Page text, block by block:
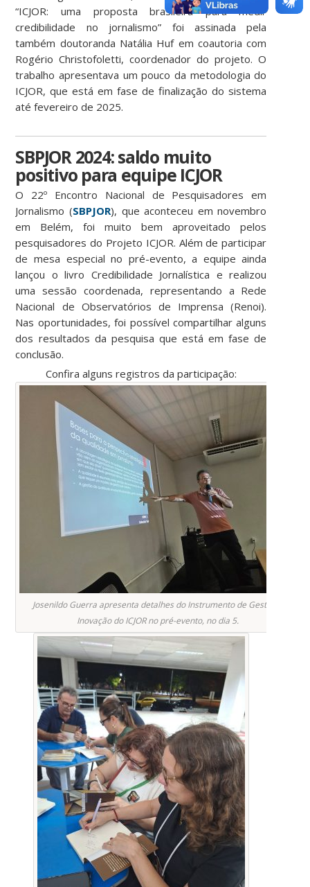
“ICJOR: uma proposta brasileira para medir
credibilidade no jornalismo” foi assinada pela
também doutoranda Natália Huf em coautoria com
Rogério Christofoletti, coordenador do projeto. O
trabalho apresentava um pouco da metodologia do
ICJOR, que está em fase de finalização do sistema
até fevereiro de 2025.
SBPJOR 2024: saldo muito
positivo para equipe ICJOR
O 22º Encontro Nacional de Pesquisadores em
Jornalismo (SBPJOR), que aconteceu em novembro
em Belém, foi muito bem aproveitado pelos
pesquisadores do Projeto ICJOR. Além de participar
de mesa especial no pré-evento, a equipe ainda
lançou o livro Credibilidade Jornalística e realizou
uma sessão coordenada, representando a Rede
Nacional de Observatórios de Imprensa (Renoi).
Nas oportunidades, foi possível compartilhar alguns
dos resultados da pesquisa que está em fase de
conclusão.
Confira alguns registros da participação:
Josenildo Guerra apresenta detalhes do Instrumento de Gestão e
Inovação do ICJOR no pré-evento, no dia 5.